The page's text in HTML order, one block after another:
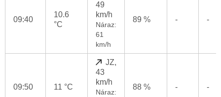
09:40
10.6
°C
49
km/h
Náraz:
61
km/h
89 % - -
09:50 11 °C
JZ,
43
km/h
Náraz:
88 % - -